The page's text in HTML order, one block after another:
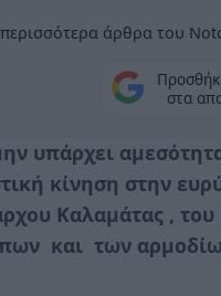
άρθρα του
στα
υπάρχει
κίνηση στην
Καλαμάτας ,
και των